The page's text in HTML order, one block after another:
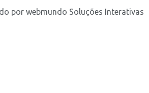
por webmundo Soluções Interativas